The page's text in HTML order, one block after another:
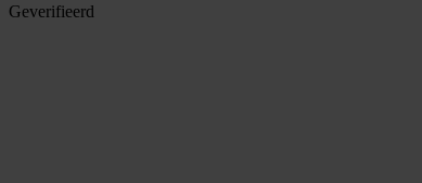
Geverifieerd